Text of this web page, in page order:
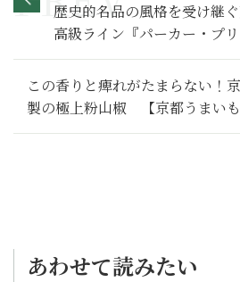
歴史的名品の風格を受け継
高級ライン『パーカー・プ
この香りと痺れがたまらない！
製の極上粉山椒 【京都うまいも
あわせて読みたい